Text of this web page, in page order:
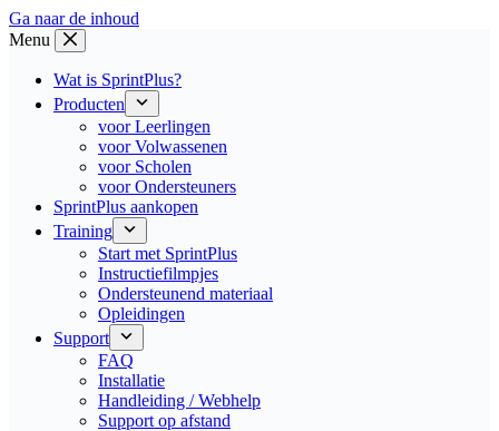
Ga naar de inhoud
Menu
Wat is SprintPlus?
Producten
voor Leerlingen
voor Volwassenen
voor Scholen
voor Ondersteuners
SprintPlus aankopen
Training
Start met SprintPlus
Instructiefilmpjes
Ondersteunend materiaal
Opleidingen
Support
FAQ
Installatie
Handleiding / Webhelp
Support op afstand